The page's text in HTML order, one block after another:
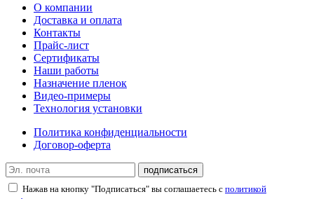
О компании
Доставка и оплата
Контакты
Прайс-лист
Сертификаты
Наши работы
Назначение пленок
Видео-примеры
Технология установки
Политика конфиденциальности
Договор-оферта
подписаться
Нажав на кнопку "Подписаться" вы соглашаетесь с политикой